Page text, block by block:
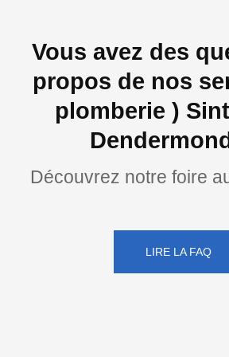
Vous avez des
propos de nos
plomberie )
Découvrez notre foire
LIRE LA FAQ